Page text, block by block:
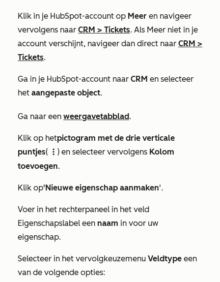
Klik in je HubSpot-account op Meer en navigeer
vervolgens naar CRM > Tickets. Als Meer niet in je
account verschijnt, navigeer dan direct naar CRM >
Tickets.
Ga in je HubSpot-account naar CRM en selecteer
het aangepaste object.
Ga naar een weergavetabblad.
Klik op hetpictogram met de drie verticale
puntjes( verticalMenu ) en selecteer vervolgens Kolom
toevoegen.
Klik op'Nieuwe eigenschap aanmaken'.
Voer in het rechterpaneel in het veld
Eigenschapslabel een naam in voor uw
eigenschap.
Selecteer in het vervolgkeuzemenu Veldtype een
van de volgende opties: